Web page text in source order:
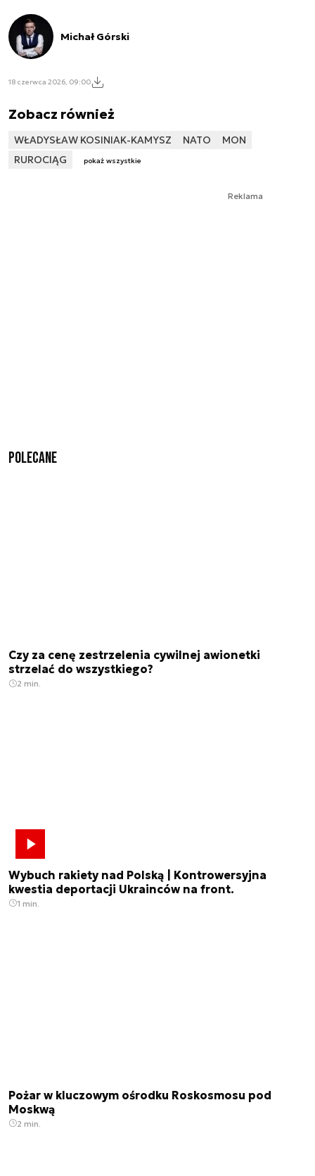
Michał Górski
18 czerwca 2026, 09:00
Zobacz również
WŁADYSŁAW KOSINIAK-KAMYSZ NATO
MON
RUROCIĄG
pokaż wszystkie
Reklama
Polecane
Czy za cenę zestrzelenia cywilnej awionetki
strzelać do wszystkiego?
2 min.
Wybuch rakiety nad Polską | Kontrowersyjna
kwestia deportacji Ukrainców na front.
1 min.
Pożar w kluczowym ośrodku Roskosmosu pod
Moskwą
2 min.